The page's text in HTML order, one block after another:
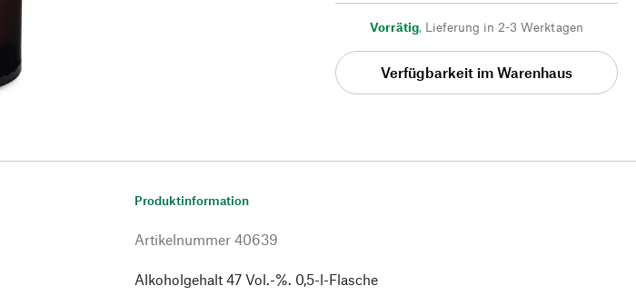
Vorrätig, Lieferung in 2-3 Werktagen
Verfügbarkeit im Warenhaus
Produktinformation
Artikelnummer 40639
Alkoholgehalt 47 Vol.-%. 0,5-l-Flasche